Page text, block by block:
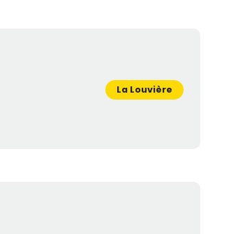
La Louvière